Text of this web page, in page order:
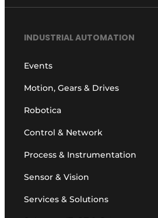
INDUSTRIAL AUTOMATION
Events
Motion, Gears & Drives
Robotica
Control & Network
Process & Instrumentation
Sensor & Vision
Services & Solutions